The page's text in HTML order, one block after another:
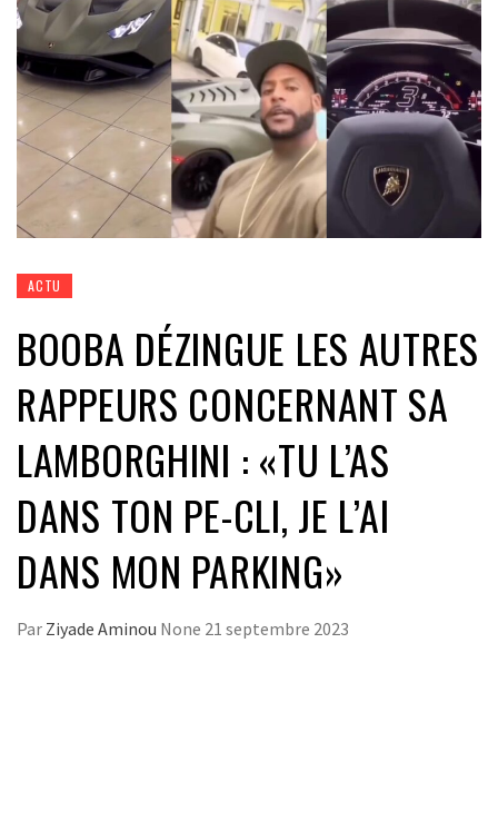
ACTU
BOOBA DÉZINGUE LES AUTRES
RAPPEURS CONCERNANT SA
LAMBORGHINI : «TU L’AS
DANS TON PE-CLI, JE L’AI
DANS MON PARKING»
Par Ziyade Aminou None 21 septembre 2023